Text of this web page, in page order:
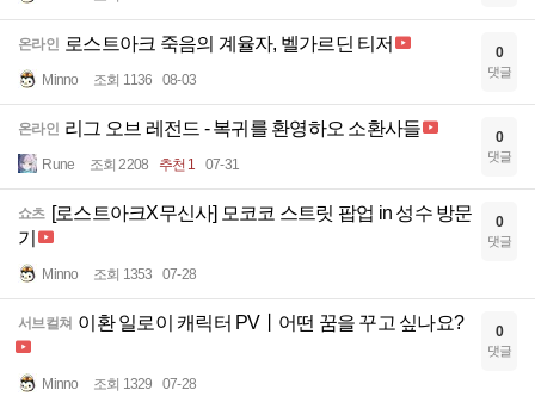
온라인 로스트아크 죽음의 계율자, 벨가르딘 티저
Minno 조회 1136 08-03
0
댓글
온라인 리그 오브 레전드 - 복귀를 환영하오 소환사들
Rune 조회 2208 추천 1 07-31
0
댓글
쇼츠 [로스트아크X무신사] 모코코 스트릿 팝업 in 성수 방문
기
Minno 조회 1353 07-28
0
댓글
서브컬쳐 이환 일로이 캐릭터 PV丨어떤 꿈을 꾸고 싶나요?
Minno 조회 1329 07-28
0
댓글